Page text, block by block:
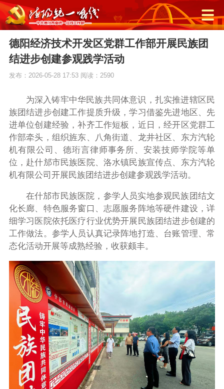
德阳经济技术开发区党群工作部开展民族团
结进步创建参观践学活动
发布：2026-05-28 17:53 阅读：2590
为深入铸牢中华民族共同体意识，扎实推进辖区民
族团结进步创建工作提质升级，学习借鉴先进地区、先
进单位创建经验，补齐工作短板，近日，经开区党群工
作部牵头，组织旌东、八角街道、龙井社区、东方汽轮
机有限公司、德珩言律师事务所、安装技师学院等单
位，赴什邡市民族医院、洛水镇民族宣传点、东方汽轮
机有限公司开展民族团结进步创建参观践学活动。
在什邡市民族医院，参学人员实地参观民族团结文
化长廊、特色服务窗口、志愿服务阵地等硬件建设，详
细学习医院依托医疗行业优势开展民族团结进步创建的
工作做法。参学人员认真记录阵地打造、台账管理、常
态化活动开展等成熟经验，收获颇丰。